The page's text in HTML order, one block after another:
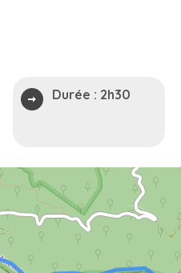
Durée : 2h30